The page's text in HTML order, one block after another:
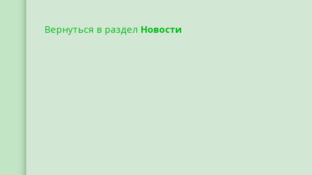
Вернуться в раздел Новости